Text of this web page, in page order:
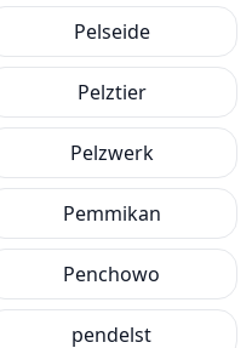
Pelseide
Pelztier
Pelzwerk
Pemmikan
Penchowo
pendelst